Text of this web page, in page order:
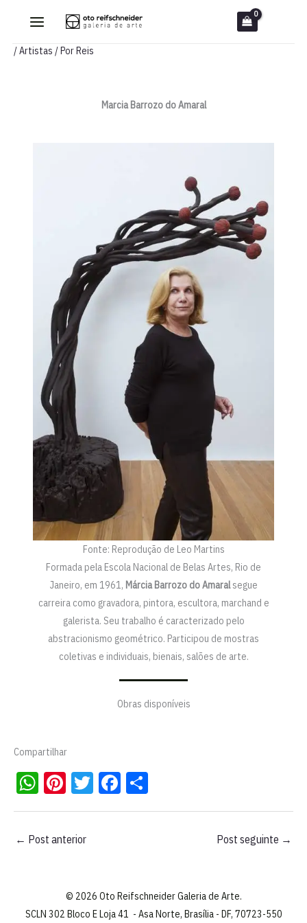
/Artistas / PorReis
Marcia Barrozo do Amaral
Fonte: Reprodução de Leo Martins
Formada pela Escola Nacional de Belas Artes, Rio de
Janeiro, em 1961, Márcia Barrozo do Amaralsegue
carreira como gravadora, pintora, escultora, marchand e
galerista. Seu trabalho é caracterizado pelo
abstracionismo geométrico. Participou de mostras
coletivas e individuais, bienais, salões de arte.
Obras disponíveis
Compartilhar
W
ha
A
Pi
nt
er
es
T
wi
Fa
ce ha
← Post anterior Post seguinte →
© 2026 Oto Reifschneider Galeria de Arte.
SCLN 302 Bloco E Loja 41 - Asa Norte, Brasília - DF, 70723-550